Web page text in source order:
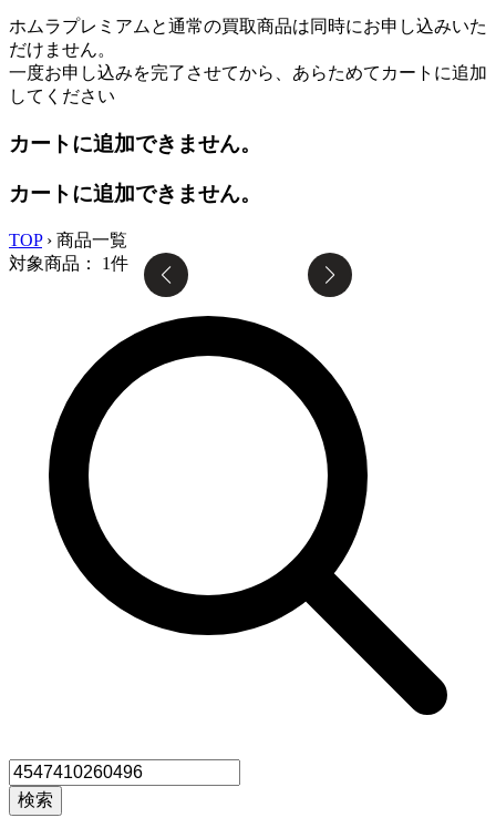
ホムラプレミアムと通常の買取商品は同時にお申し込みいた
だけません。
一度お申し込みを完了させてから、あらためてカートに追加
してください
カートに追加できません。
カートに追加できません。
TOP › 商品一覧
対象商品：
1件